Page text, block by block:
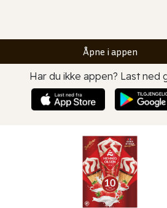
Åpne i appen
Har du ikke appen? Last ned